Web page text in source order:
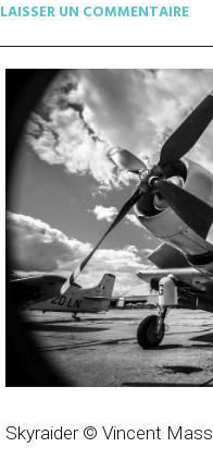
LAISSER UN COMMENTAIRE
Skyraider © Vincent